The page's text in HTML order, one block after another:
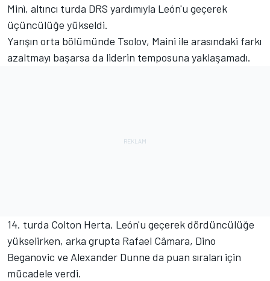
Minì, altıncı turda DRS yardımıyla León'u geçerek
üçüncülüğe yükseldi.
Yarışın orta bölümünde Tsolov, Maini ile arasındaki farkı
azaltmayı başarsa da liderin temposuna yaklaşamadı.
14. turda Colton Herta, León'u geçerek dördüncülüğe
yükselirken, arka grupta Rafael Câmara, Dino
Beganovic ve Alexander Dunne da puan sıraları için
mücadele verdi.